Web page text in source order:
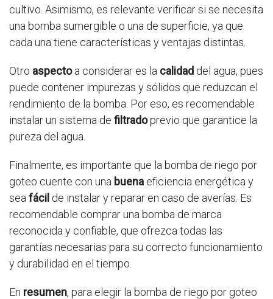
cultivo. Asimismo, es relevante verificar si se necesita
una bomba sumergible o una de superficie, ya que
cada una tiene características y ventajas distintas.
Otro aspectoa considerar es la calidad del agua, pues
puede contener impurezas y sólidos que reduzcan el
rendimiento de la bomba. Por eso, es recomendable
instalar un sistema de filtradoprevio que garantice la
pureza del agua.
Finalmente, es importante que la bomba de riego por
goteo cuente con una buena eficiencia energética y
sea fácil de instalar y reparar en caso de averías. Es
recomendable comprar una bomba de marca
reconocida y confiable, que ofrezca todas las
garantías necesarias para su correcto funcionamiento
y durabilidad en el tiempo.
En resumen, para elegir la bomba de riego por goteo